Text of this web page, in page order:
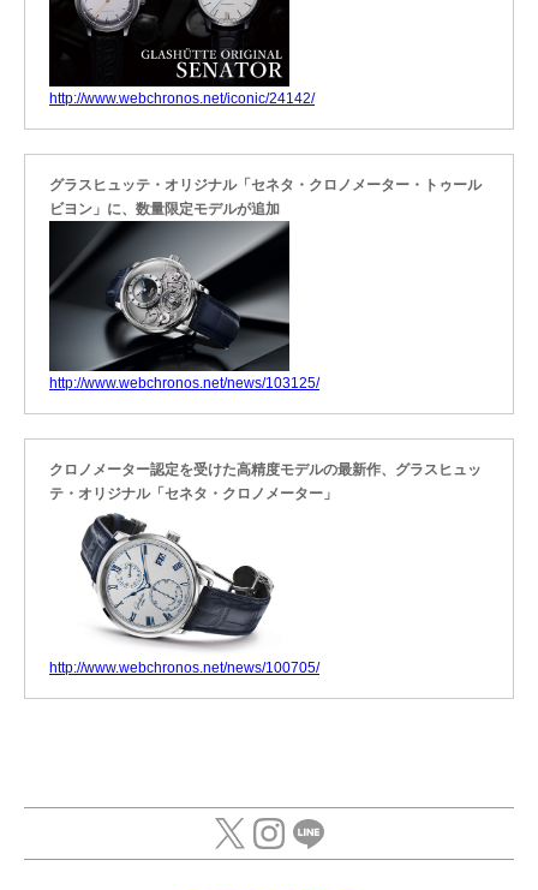
http://www.webchronos.net/iconic/24142/
グラスヒュッテ・オリジナル「セネタ・クロノメーター・トゥール
ビヨン」に、数量限定モデルが追加
http://www.webchronos.net/news/103125/
クロノメーター認定を受けた高精度モデルの最新作、グラスヒュッ
テ・オリジナル「セネタ・クロノメーター」
http://www.webchronos.net/news/100705/